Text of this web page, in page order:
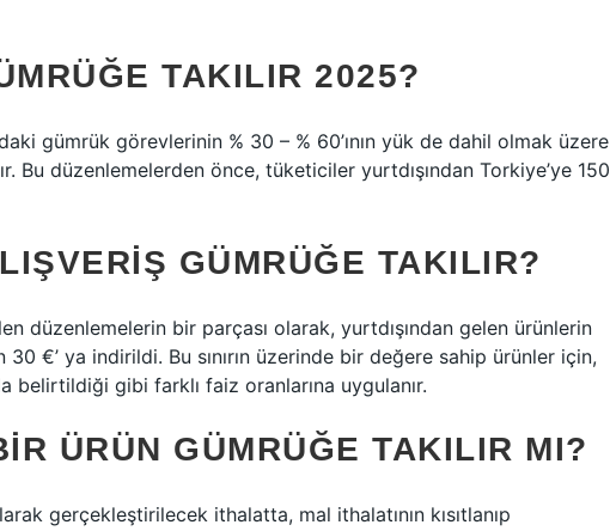
TAKILIR 2025?
gümrük görevlerinin % 30 – % 60’ının yük de dahil olmak üzere
Bu düzenlemelerden önce, tüketiciler yurtdışından Torkiye’ye 150
GÜMRÜĞE TAKILIR?
düzenlemelerin bir parçası olarak, yurtdışından gelen ürünlerin
30 €’ ya indirildi. Bu sınırın üzerinde bir değere sahip ürünler için,
belirtildiği gibi farklı faiz oranlarına uygulanır.
ÜRÜN GÜMRÜĞE TAKILIR MI?
gerçekleştirilecek ithalatta, mal ithalatının kısıtlanıp